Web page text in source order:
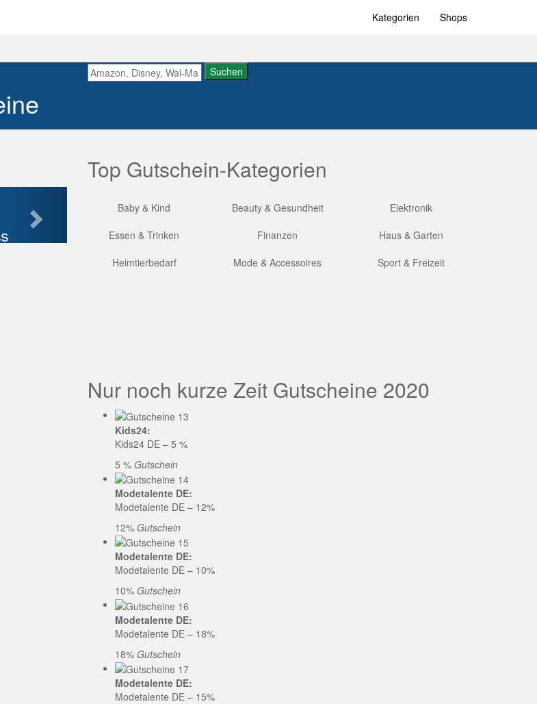
Kategorien Shops
Suchen
Top Gutschein-Kategorien
Baby & Kind Beauty & Gesundheit
Elektronik
Essen & Trinken
Finanzen
Haus & Garten
Heimtierbedarf
Mode & Accessoires Sport & Freizeit
Nur noch kurze Zeit Gutscheine 2020
Kids24:
Kids24 DE – 5 %
5 % Gutschein
Modetalente DE:
Modetalente DE – 12%
12% Gutschein
Modetalente DE:
Modetalente DE – 10%
10% Gutschein
Modetalente DE:
Modetalente DE – 18%
18% Gutschein
Modetalente DE:
Modetalente DE – 15%